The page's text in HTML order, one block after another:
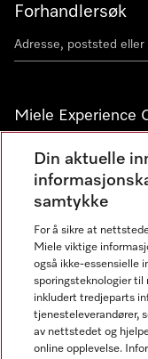
Forhandlersøk
Miele Experience
Miele Experience
Miele Outlet Nesbru
Nyhetsbrev
Din aktuelle
samtykke
For å sikre at
Miele viktige
også ikke-essensielle
sporingsteknologier til
inkludert tredjeparts
tjenesteleverandører,
av nettstedet og
online opplevelse.